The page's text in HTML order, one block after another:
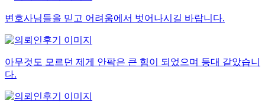
변호사님들을 믿고 어려움에서 벗어나시길 바랍니다.
아무것도 모르던 제게 안팍은 큰 힘이 되었으며 등대 같았습니
다.